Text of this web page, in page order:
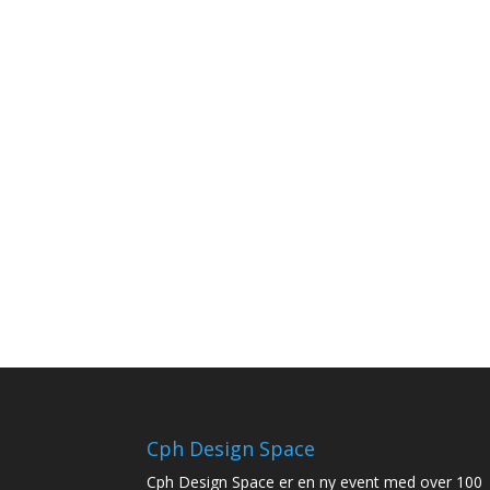
Cph Design Space
Cph Design Space er en ny event med over 100